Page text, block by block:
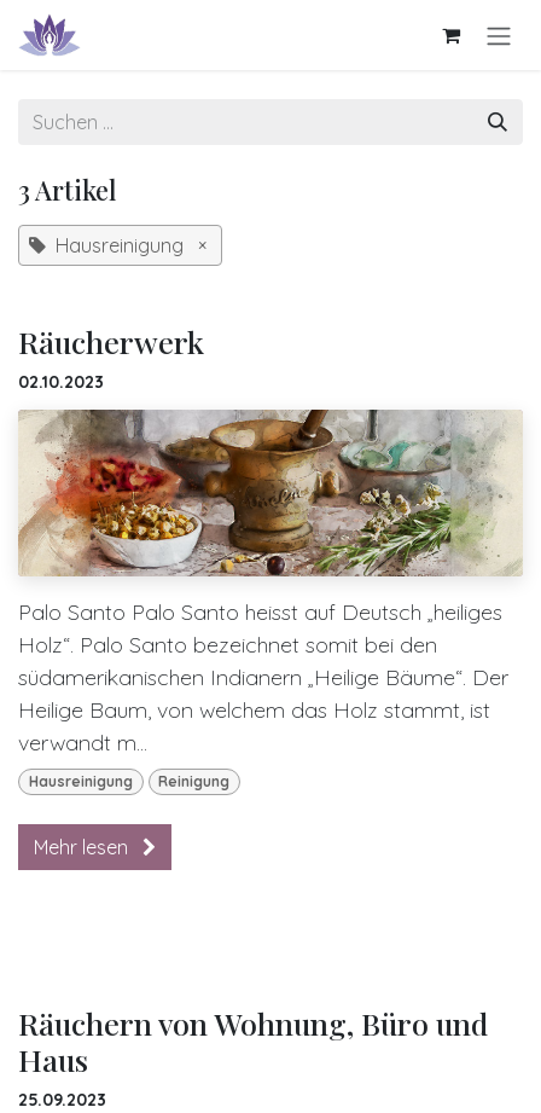
Zum Inhalt springen
3 Artikel
Hausreinigung ×
Räucherwerk
02.10.2023
Palo Santo Palo Santo heisst auf Deutsch „heiliges
Holz“. Palo Santo bezeichnet somit bei den
südamerikanischen Indianern „Heilige Bäume“. Der
Heilige Baum, von welchem das Holz stammt, ist
verwandt m...
Hausreinigung Reinigung
Mehr lesen
Räuchern von Wohnung, Büro und
Haus
25.09.2023